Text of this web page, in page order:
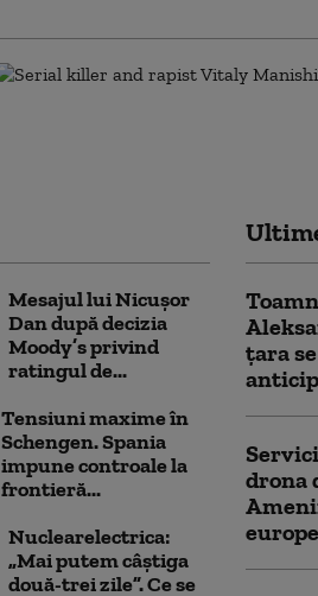
Mesajul lui Nicușor
Dan după decizia
Moody’s privind
ratingul de...
Tensiuni maxime în
Schengen. Spania
impune controale la
frontieră...
Nuclearelectrica:
„Mai putem câștiga
două-trei zile”. Ce se
țara
drona